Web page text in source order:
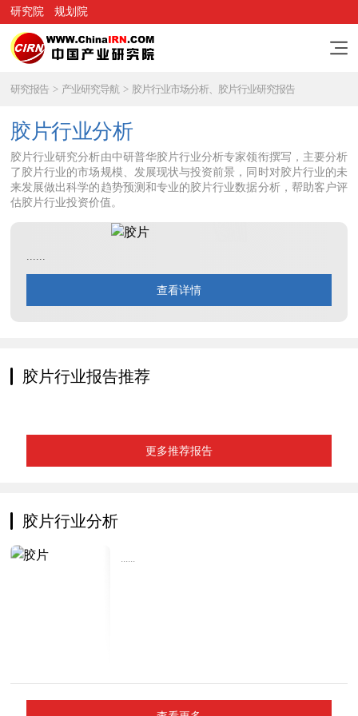
研究院 规划院
研究报告 > 产业研究导航 > 胶片行业市场分析、胶片行业研究报告
胶片行业分析
胶片行业研究分析由中研普华胶片行业分析专家领衔撰写，主要分析
了胶片行业的市场规模、发展现状与投资前景，同时对胶片行业的未
来发展做出科学的趋势预测和专业的胶片行业数据分析，帮助客户评
估胶片行业投资价值。
......
查看详情
胶片行业报告推荐
更多推荐报告
胶片行业分析
......